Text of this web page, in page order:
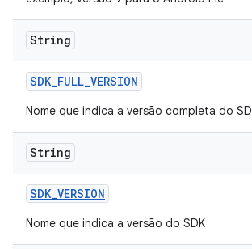
String
SDK_FULL_VERSION
Nome que indica a versão completa do
String
SDK_VERSION
Nome que indica a versão do SDK